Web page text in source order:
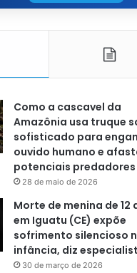
Como a cascavel da
Amazônia usa truque
sofisticado para
ouvido humano e
potenciais predadores
28 de maio de 2026
Morte de menina de 12
em Iguatu (CE) expõe
sofrimento silencioso
infância, diz
30 de março de 2026